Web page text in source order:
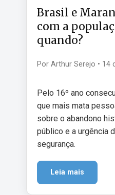
Brasil e
com a
quando?
Por Arthur Serejo • 14
Pelo 16º ano
que mais mata
sobre o abandono
público e a urgência
segurança.
Leia mais